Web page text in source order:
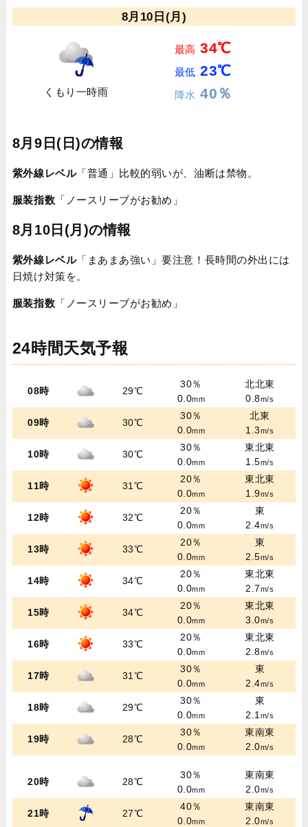
8月10日(月)
くもり一時雨
最高 34℃
最低 23℃
降水 40％
8月9日(日)の情報
紫外線レベル「普通」比較的弱いが、油断は禁物。
服装指数 「ノースリーブがお勧め」
8月10日(月)の情報
紫外線レベル「まあまあ強い」要注意！長時間の外出には
日焼け対策を。
服装指数 「ノースリーブがお勧め」
24時間天気予報
08時 29℃
30％
0.0mm
北北東
0.8m/s
09時 30℃
30％
0.0mm
北東
1.3m/s
10時 30℃
30％
0.0mm
東北東
1.5m/s
11時 31℃
20％
0.0mm
東北東
1.9m/s
12時 32℃
20％
0.0mm
東
2.4m/s
13時 33℃
20％
0.0mm
東
2.5m/s
14時 34℃
20％
0.0mm
東北東
2.7m/s
15時 34℃
20％
0.0mm
東北東
3.0m/s
16時 33℃
20％
0.0mm
東北東
2.8m/s
17時 31℃
30％
0.0mm
東
2.4m/s
18時 29℃
30％
0.0mm
東
2.1m/s
19時 28℃
30％
0.0mm
東南東
2.0m/s
20時 28℃
30％
0.0mm
東南東
2.0m/s
21時 27℃
40％
0.0mm
東南東
2.0m/s